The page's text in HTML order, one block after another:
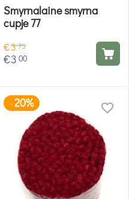
Smyrnalaine smyrna
cupje 77
€375
€3 00
-20%